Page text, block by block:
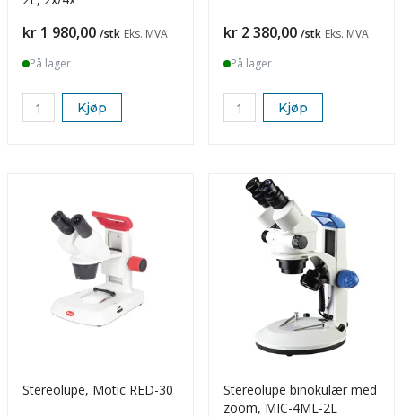
Pris
kr 1 980,00 /stk Eks. MVA
På lager
Kjøp
Pris
kr 2 380,00 /stk Eks. MVA
På lager
Kjøp
Stereolupe, Motic RED-30
Stereolupe binokulær med
zoom, MIC-4ML-2L